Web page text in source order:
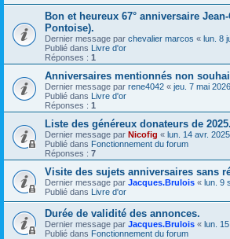
Bon et heureux 67° anniversaire
Pontoise).
Dernier message par chevalier marcos « lun. 8
Publié dans Livre d'or
Réponses : 1
Anniversaires mentionnés non
Dernier message par rene4042 « jeu. 7 mai
Publié dans Livre d'or
Réponses : 1
Liste des généreux donateurs de 2025.
Dernier message par Nicofig « lun. 14 avr.
Publié dans Fonctionnement du forum
Réponses : 7
Visite des sujets anniversaires sans
Dernier message par Jacques.Brulois « lun. 9
Publié dans Livre d'or
Durée de validité des annonces.
Dernier message par Jacques.Brulois « lun.
Publié dans Fonctionnement du forum